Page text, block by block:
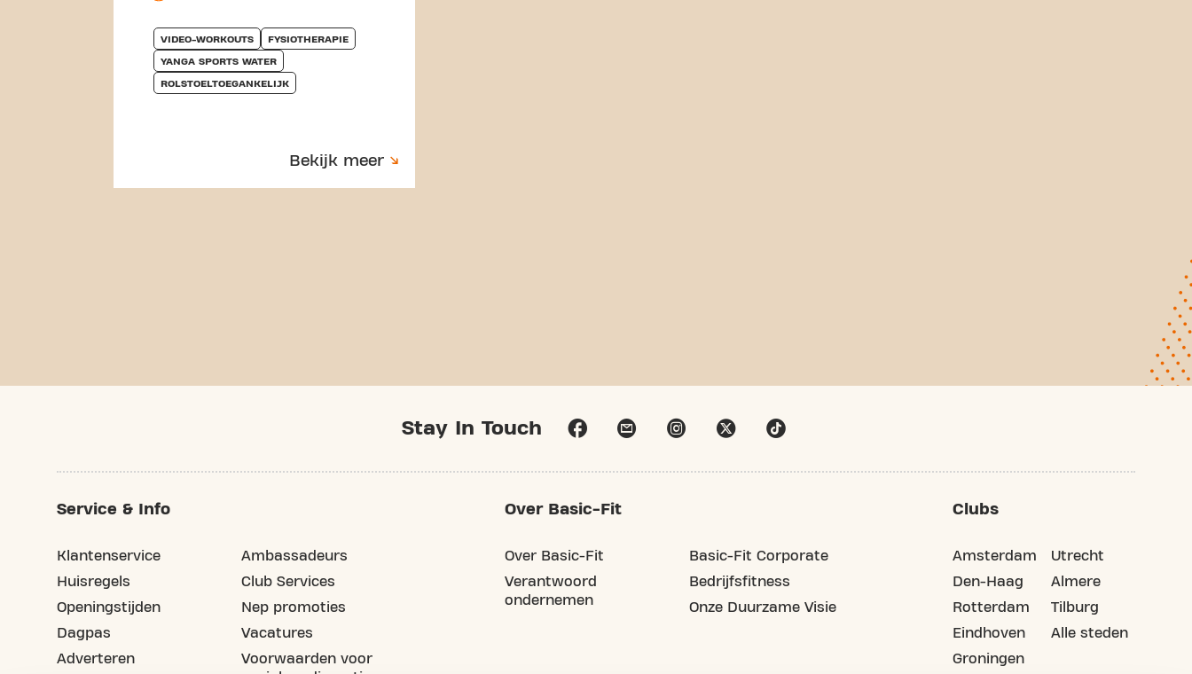
VIDEO-WORKOUTS FYSIOTHERAPIE
YANGA SPORTS WATER
ROLSTOELTOEGANKELIJK
Bekijk meer
Stay In Touch
Service & Info
Klantenservice
Huisregels
Openingstijden
Dagpas
Adverteren
Ambassadeurs
Club Services
Nep promoties
Vacatures
Voorwaarden voor
Over Basic-Fit
Over Basic-Fit
Verantwoord
ondernemen
Basic-Fit Corporate
Bedrijfsfitness
Onze Duurzame Visie
Clubs
Amsterdam
Den-Haag
Rotterdam
Eindhoven
Groningen
Utrecht
Almere
Tilburg
Alle steden